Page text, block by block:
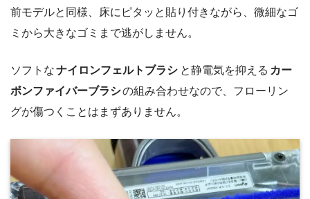
前モデルと同様、床にピタッと貼り付きながら、微細なゴ
ミから大きなゴミまで逃がしません。
ソフトなナイロンフェルトブラシ と静電気を抑える カー
ボンファイバーブラシの組み合わせなので、フローリン
グが傷つくことはまずありません。